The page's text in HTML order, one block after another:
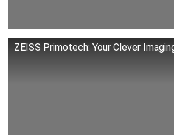
ZEISS Primotech: Your Clever